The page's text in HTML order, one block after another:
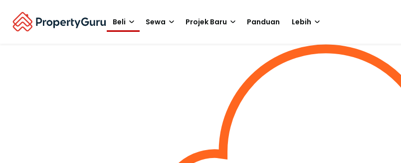
Beli Sewa Projek Baru Panduan Lebih